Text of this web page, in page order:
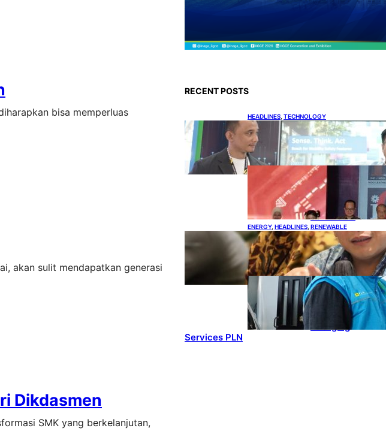
bisa memperluas
akan sulit mendapatkan generasi
Dikdasmen
SMK yang berkelanjutan,
RECENT POSTS
HEADLINES TECHNOLOGY
Teknologi Keselamatan,
Penentu Baru Persaingan
Industri Otomotif
DOWNSTREAM
HEADLINES
Terbuka,
Peluang Usaha
bagi IKM Alas
Kaki Lokal
ENERGY, HEADLINES RENEWABLE
IESR: Kepemimpinan Terpadu
jadi Kunci Percepatan PLTS 100
GW
ENERGY , HEADLINES
,
POWER
Ada 21.865
Pelanggan Baru
Gunakan Home
Services PLN